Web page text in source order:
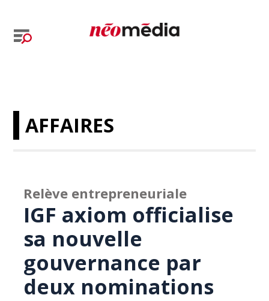
AFFAIRES
Relève entrepreneuriale
IGF axiom officialise
sa nouvelle
gouvernance par
deux nominations